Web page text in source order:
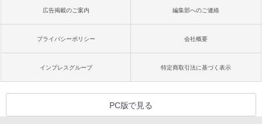
広告掲載のご案内 編集部へのご連絡
プライバシーポリシー 会社概要
インプレスグループ 特定商取引法に基づく表示
PC版で見る